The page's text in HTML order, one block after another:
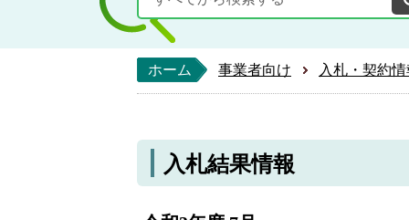
ホーム 事業者向け 入札・契約
入札結果情報